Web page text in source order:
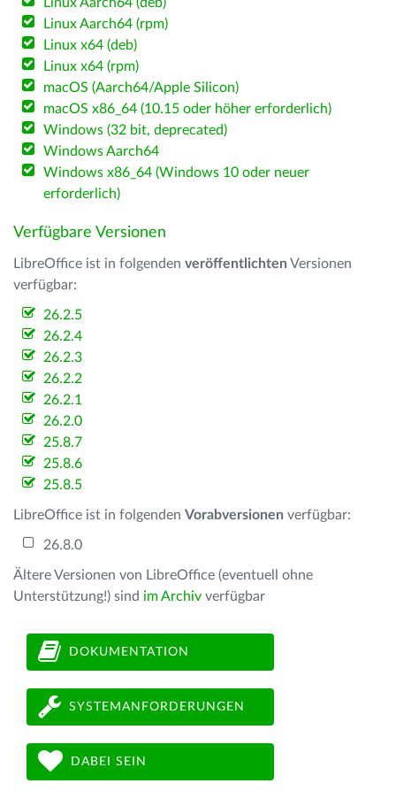
Linux Aarch64 (rpm)
Linux x64 (deb)
Linux x64 (rpm)
macOS (Aarch64/Apple Silicon)
macOS x86_64 (10.15 oder höher erforderlich)
Windows (32 bit, deprecated)
Windows Aarch64
Windows x86_64 (Windows 10 oder neuer
erforderlich)
Verfügbare Versionen
LibreOffice ist in folgenden veröffentlichten Versionen
verfügbar:
26.2.5
26.2.4
26.2.3
26.2.2
26.2.1
26.2.0
25.8.7
25.8.6
25.8.5
LibreOffice ist in folgenden Vorabversionen verfügbar:
26.8.0
Ältere Versionen von LibreOffice (eventuell ohne
Unterstützung!) sind im Archiv verfügbar
DOKUMENTATION
SYSTEMANFORDERUNGEN
DABEI SEIN